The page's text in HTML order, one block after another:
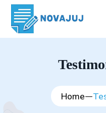
Home